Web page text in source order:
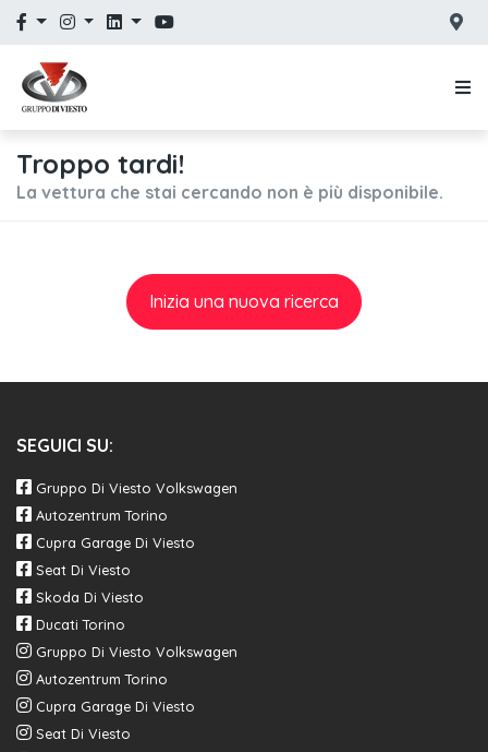
Troppo tardi!
La vettura che stai cercando non è più disponibile.
Inizia una nuova ricerca
SEGUICI SU:
Gruppo Di Viesto Volkswagen
Autozentrum Torino
Cupra Garage Di Viesto
Seat Di Viesto
Skoda Di Viesto
Ducati Torino
Gruppo Di Viesto Volkswagen
Autozentrum Torino
Cupra Garage Di Viesto
Seat Di Viesto